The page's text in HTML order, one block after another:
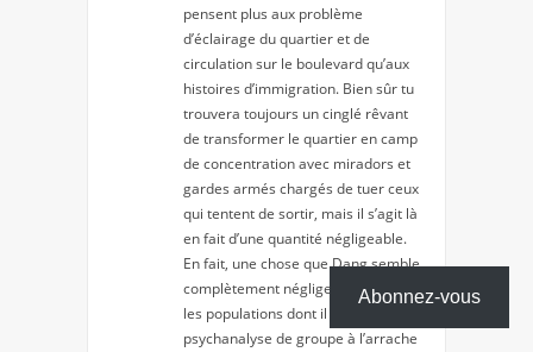
pensent plus aux problème
d’éclairage du quartier et de
circulation sur le boulevard qu’aux
histoires d’immigration. Bien sûr tu
trouvera toujours un cinglé rêvant
de transformer le quartier en camp
de concentration avec miradors et
gardes armés chargés de tuer ceux
qui tentent de sortir, mais il s’agit là
en fait d’une quantité négligeable.
En fait, une chose que Dang semble
complètement négliger, c’est que
les populations dont il fait la
psychanalyse de groupe à l’arrache
Abonnez-vous